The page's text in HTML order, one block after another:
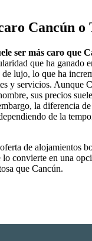
Cancún o
ser más caro que
que ha ganado
lujo, lo que ha
y servicios. Aunque
sus precios
la diferencia
de la
de alojamientos
lo convierte en una
que Cancún.